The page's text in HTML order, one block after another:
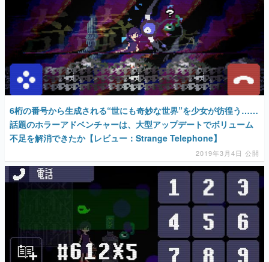
女性向け
アプリレビュー
その他
電ファミニコゲーマーとは？
運営：株式会社マレ
6桁の番号から生成される“世にも奇妙な世界”を少女が彷徨う……
話題のホラーアドベンチャーは、大型アップデートでボリューム
不足を解消できたか【レビュー：Strange Telephone】
2019年3月4日 公開